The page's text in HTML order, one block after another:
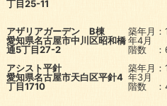
丁目25-11
アザリアガーデン B棟
愛知県名古屋市中川区昭和橋
通5丁目27-2
築年月：
年4月
階数 ：
アシスト平針
愛知県名古屋市天白区平針4
丁目1710
築年月
年3月
階数 ：